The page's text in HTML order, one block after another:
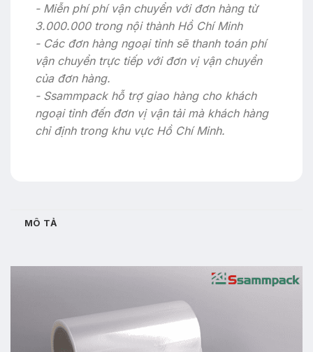
- Miễn phí phí vận chuyển với đơn hàng từ
3.000.000 trong nội thành Hồ Chí Minh
- Các đơn hàng ngoại tỉnh sẽ thanh toán phí
vận chuyển trực tiếp với đơn vị vận chuyển
của đơn hàng.
- Ssammpack hỗ trợ giao hàng cho khách
ngoại tỉnh đến đơn vị vận tải mà khách hàng
chỉ định trong khu vực Hồ Chí Minh.
MÔ TẢ